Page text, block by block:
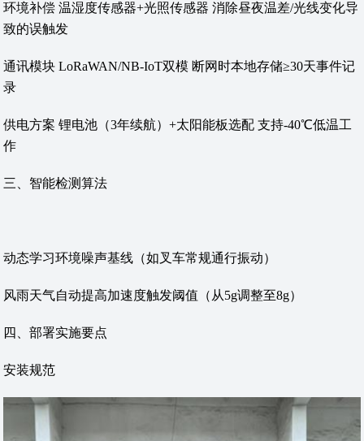
‌环境补偿‌ 温湿度传感器+光照传感器 消除昼夜温差/光线变化导
致的误触发
‌通讯模块‌ LoRaWAN/NB-IoT双模 断网时本地存储≥30天事件记
录
‌供电方案‌ 锂电池（3年续航）+太阳能板选配 支持-40℃低温工
作
‌三、智能检测算法‌
动态学习环境噪声基线（如叉车常规通行振动）
风雨天气自动提高加速度触发阈值（从5g调整至8g）
‌四、部署实施要点‌
‌安装规范‌